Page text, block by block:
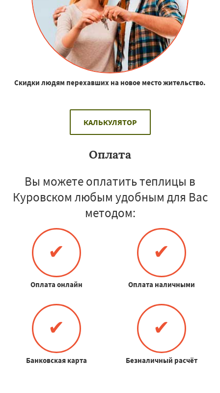
Скидки людям перехавших на новое место жительство.
КАЛЬКУЛЯТОР
Оплата
Вы можете оплатить теплицы в
Куровском любым удобным для Вас
методом:
✔
Оплата онлайн
✔
Оплата наличными
✔
Банковская карта
✔
Безналичный расчёт